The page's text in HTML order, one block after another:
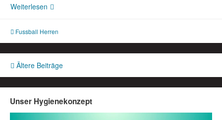
Weiterlesen Fußball
Herlinghausen
–
VfR
Borgentreich
III
Fussball Herren
Beitragsnavigation
Ältere Beiträge
Unser Hygienekonzept